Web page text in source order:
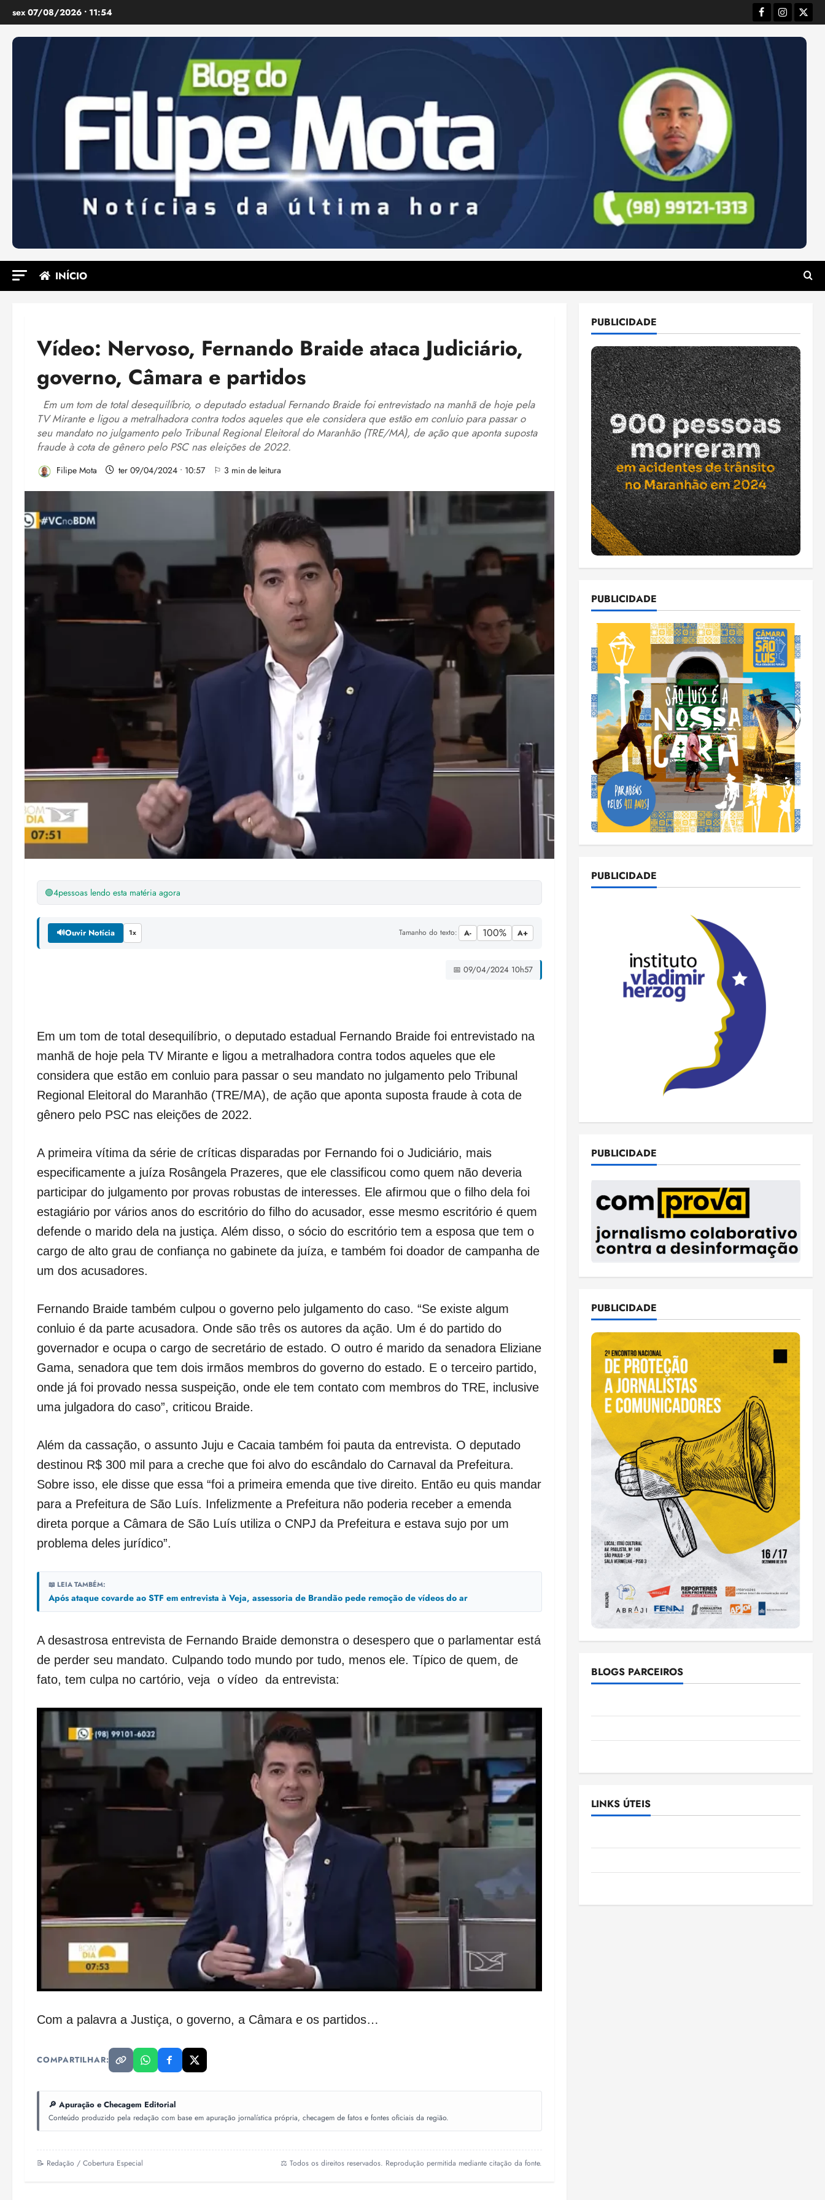
para
sex 07/08/2026 • 11:54 Facebook
Instagram
INÍCIO
Vídeo: Nervoso, Fernando Braide ataca Judiciário,
governo, Câmara e partidos
Em um tom de total desequilíbrio, o deputado estadual Fernando Braide foi entrevistado na manhã de hoje pela
TV Mirante e ligou a metralhadora contra todos aqueles que ele considera que estão em conluio para passar o
seu mandato no julgamento pelo Tribunal Regional Eleitoral do Maranhão (TRE/MA), de ação que aponta suposta
fraude à cota de gênero pelo PSC nas eleições de 2022.
Filipe Mota ter 09/04/2024 • 10:57 ⚐ 3 min de leitura
🟢4pessoas lendo esta matéria agora
🔊Ouvir Notícia 1x Tamanho do texto: A- 100% A+
📅 09/04/2024 10h57
Em um tom de total desequilíbrio, o deputado estadual Fernando Braide foi entrevistado na
manhã de hoje pela TV Mirante e ligou a metralhadora contra todos aqueles que ele
considera que estão em conluio para passar o seu mandato no julgamento pelo Tribunal
Regional Eleitoral do Maranhão (TRE/MA), de ação que aponta suposta fraude à cota de
gênero pelo PSC nas eleições de 2022.
A primeira vítima da série de críticas disparadas por Fernando foi o Judiciário, mais
especificamente a juíza Rosângela Prazeres, que ele classificou como quem não deveria
participar do julgamento por provas robustas de interesses. Ele afirmou que o filho dela foi
estagiário por vários anos do escritório do filho do acusador, esse mesmo escritório é quem
defende o marido dela na justiça. Além disso, o sócio do escritório tem a esposa que tem o
cargo de alto grau de confiança no gabinete da juíza, e também foi doador de campanha de
um dos acusadores.
Fernando Braide também culpou o governo pelo julgamento do caso. “Se existe algum
conluio é da parte acusadora. Onde são três os autores da ação. Um é do partido do
governador e ocupa o cargo de secretário de estado. O outro é marido da senadora Eliziane
Gama, senadora que tem dois irmãos membros do governo do estado. E o terceiro partido,
onde já foi provado nessa suspeição, onde ele tem contato com membros do TRE, inclusive
uma julgadora do caso”, criticou Braide.
Além da cassação, o assunto Juju e Cacaia também foi pauta da entrevista. O deputado
destinou R$ 300 mil para a creche que foi alvo do escândalo do Carnaval da Prefeitura.
Sobre isso, ele disse que essa “foi a primeira emenda que tive direito. Então eu quis mandar
para a Prefeitura de São Luís. Infelizmente a Prefeitura não poderia receber a emenda
direta porque a Câmara de São Luís utiliza o CNPJ da Prefeitura e estava sujo por um
problema deles jurídico”.
📖 LEIA TAMBÉM:
Após ataque covarde ao STF em entrevista à Veja, assessoria de Brandão pede remoção de vídeos do ar
A desastrosa entrevista de Fernando Braide demonstra o desespero que o parlamentar está
de perder seu mandato. Culpando todo mundo por tudo, menos ele. Típico de quem, de
fato, tem culpa no cartório, veja o vídeo da entrevista:
Com a palavra a Justiça, o governo, a Câmara e os partidos…
COMPARTILHAR:
🔎 Apuração e Checagem Editorial
Conteúdo produzido pela redação com base em apuração jornalística própria, checagem de fatos e fontes oficiais da região.
📝 Redação / Cobertura Especial ⚖️ Todos os direitos reservados. Reprodução permitida mediante citação da fonte.
PUBLICIDADE
PUBLICIDADE
PUBLICIDADE
PUBLICIDADE
PUBLICIDADE
BLOGS PARCEIROS
LINKS ÚTEIS